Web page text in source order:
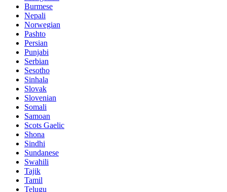
Burmese
Nepali
Norwegian
Pashto
Persian
Punjabi
Serbian
Sesotho
Sinhala
Slovak
Slovenian
Somali
Samoan
Scots Gaelic
Shona
Sindhi
Sundanese
Swahili
Tajik
Tamil
Telugu